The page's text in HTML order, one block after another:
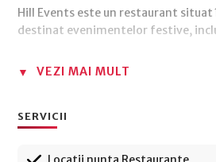
Hill Events este un restaurant
destinat evenimentelor festive,
VEZI MAI MULT
SERVICII